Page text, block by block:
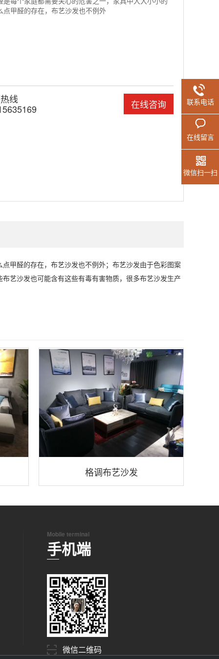
点甲醛的存在，布艺沙发也不例外
在线咨询
线
甲醛的存在，布艺沙发也不例外；布艺沙发由于色彩图案
艺沙发也可能含有这些有毒有害物质，很多布艺沙发生产
格调布艺沙发
Mobile terminal
手机端
微信二维码
联系电话
在线留言
微信扫一扫